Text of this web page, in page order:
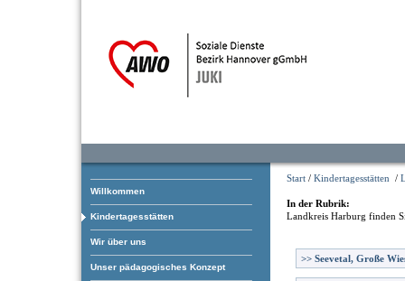
Willkommen
Kindertagesstätten
Wir über uns
Unser pädagogisches Konzept
Start / Kindertagesstätten /
In der Rubrik:
Landkreis Harburg finden
>> Seevetal, Große